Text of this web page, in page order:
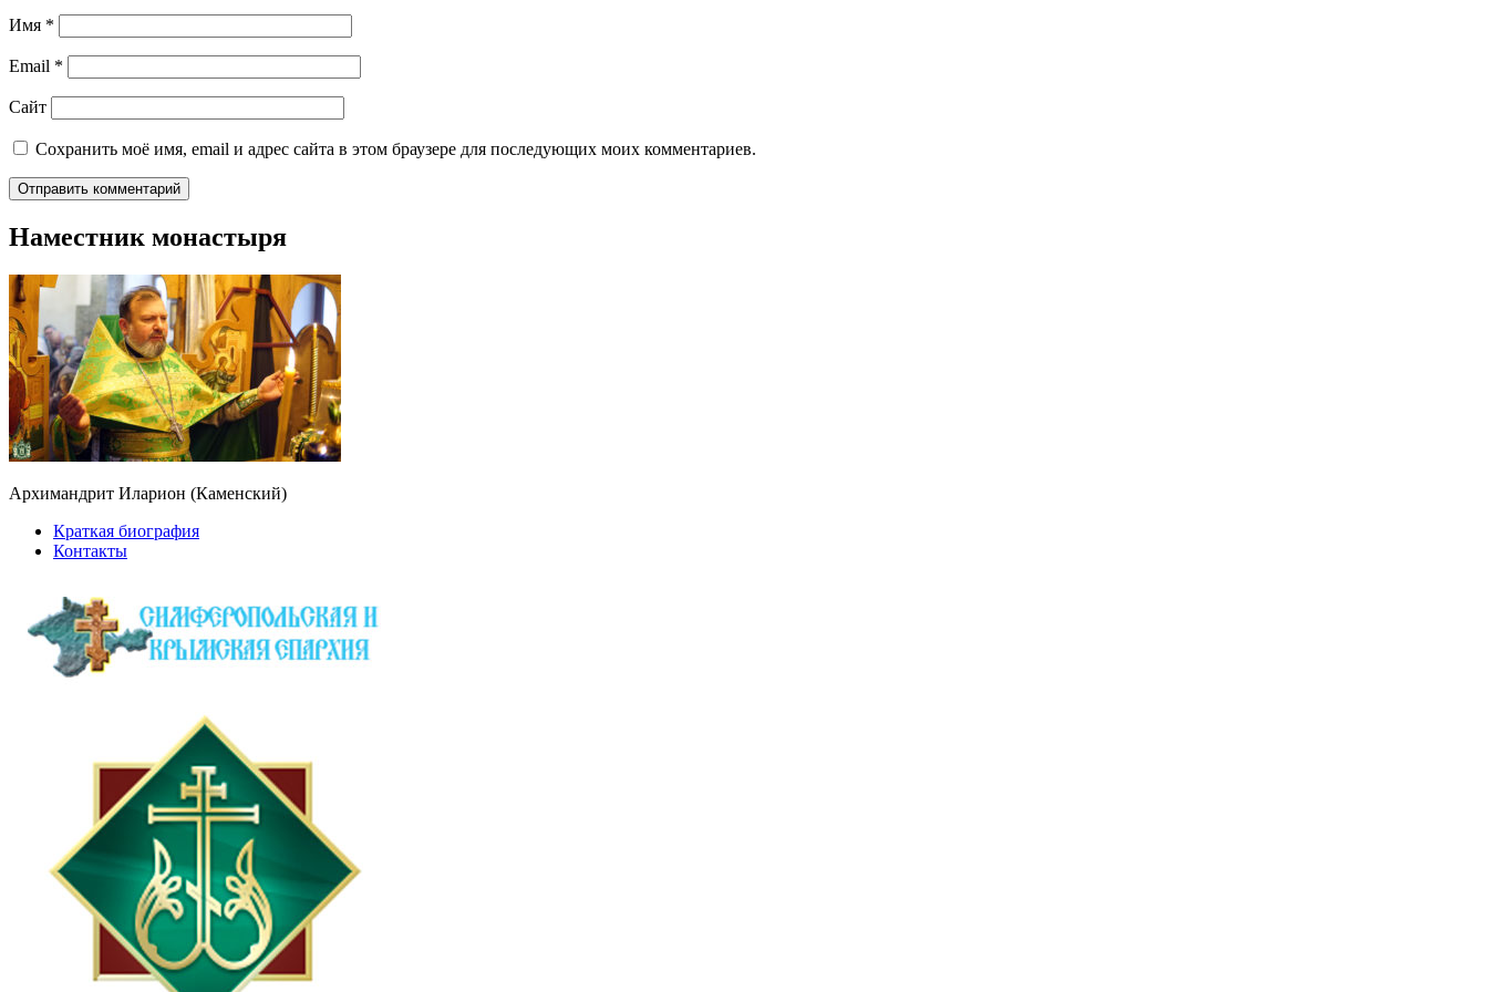
Имя *
Email *
Сайт
Сохранить моё имя, email и адрес сайта в этом браузере для последующих моих комментариев.
Наместник монастыря
Архимандрит Иларион (Каменский)
Краткая биография
Контакты